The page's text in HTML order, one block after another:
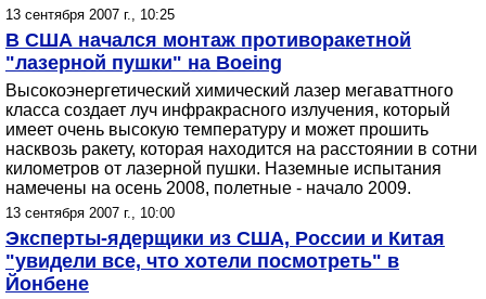
13 сентября 2007 г., 10:25
В США начался монтаж противоракетной
"лазерной пушки" на Boeing
Высокоэнергетический химический лазер мегаваттного
класса создает луч инфракрасного излучения, который
имеет очень высокую температуру и может прошить
насквозь ракету, которая находится на расстоянии в сотни
километров от лазерной пушки. Наземные испытания
намечены на осень 2008, полетные - начало 2009.
13 сентября 2007 г., 10:00
Эксперты-ядерщики из США, России и Китая
"увидели все, что хотели посмотреть" в
Йонбене